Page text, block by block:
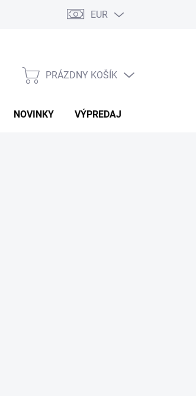
EUR
NÁKUPNÝ
PRÁZDNY KOŠÍK
NOVINKY VÝPREDAJ